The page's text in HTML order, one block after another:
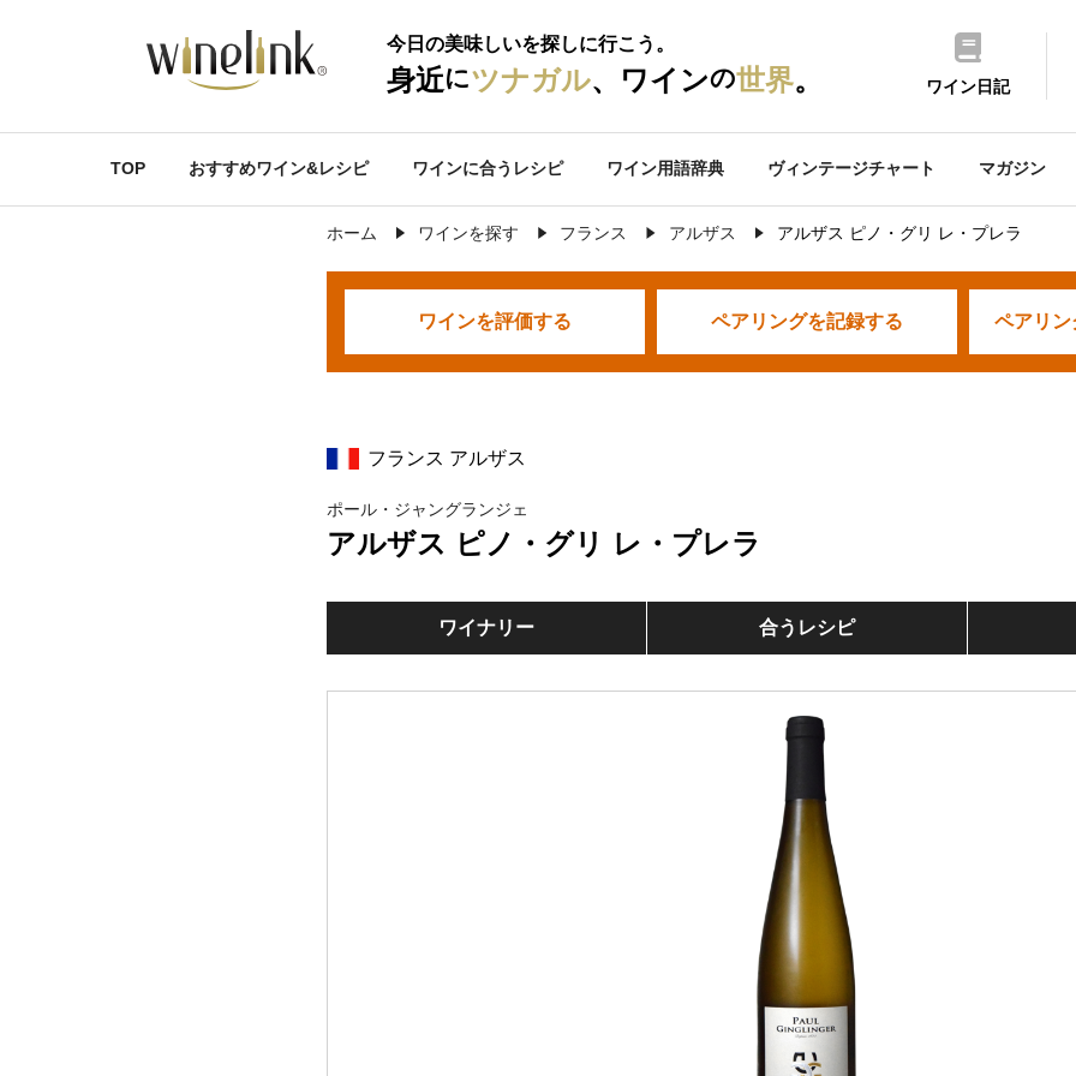
今日の美味しいを探しに行こう。
身近にツナガル、ワインの世界。 ワイン日記
TOP おすすめワイン&レシピ ワインに合うレシピ ワイン用語辞典 ヴィンテージチャート マガジン
ホーム ワインを探す フランス アルザス アルザス ピノ・グリ レ・プレラ
ワインを評価する ペアリングを記録する ペアリン
フランス アルザス
ポール・ジャングランジェ
アルザス ピノ・グリ レ・プレラ
ワイナリー 合うレシピ